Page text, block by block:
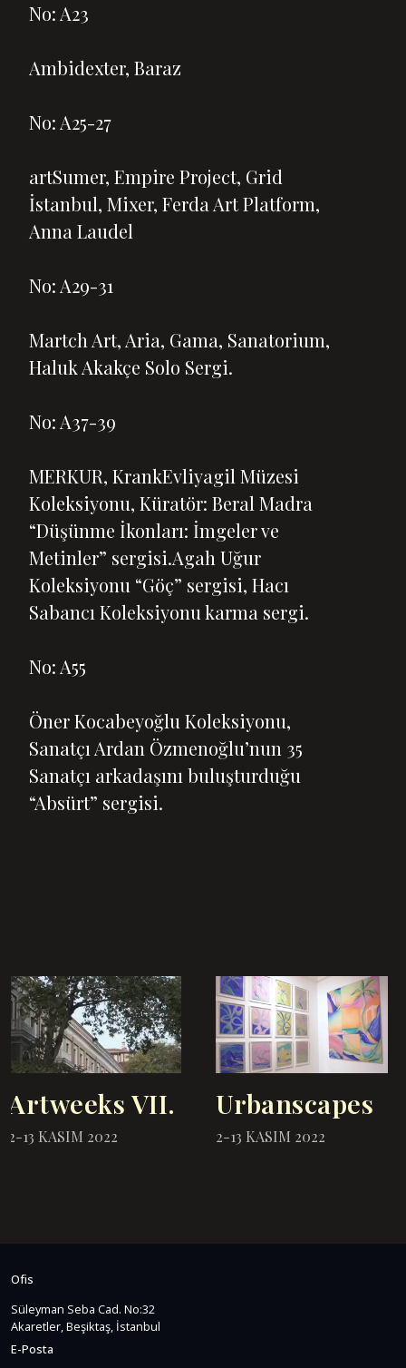
No: A23
Ambidexter, Baraz
No: A25-27
artSumer, Empire Project, Grid
İstanbul, Mixer, Ferda Art Platform,
Anna Laudel
No: A29-31
Martch Art, Aria, Gama, Sanatorium,
Haluk Akakçe Solo Sergi.
No: A37-39
MERKUR, KrankEvliyagil Müzesi
Koleksiyonu, Küratör: Beral Madra
“Düşünme İkonları: İmgeler ve
Metinler” sergisi.Agah Uğur
Koleksiyonu “Göç” sergisi, Hacı
Sabancı Koleksiyonu karma sergi.
No: A55
Öner Kocabeyoğlu Koleksiyonu,
Sanatçı Ardan Özmenoğlu’nun 35
Sanatçı arkadaşını buluşturduğu
“Absürt” sergisi.
VII.
13 KASIM 2022
Urbanscapes
2-13 KASIM 2022
Ofis
Süleyman Seba Cad. No:32
Akaretler, Beşiktaş, İstanbul
E-Posta